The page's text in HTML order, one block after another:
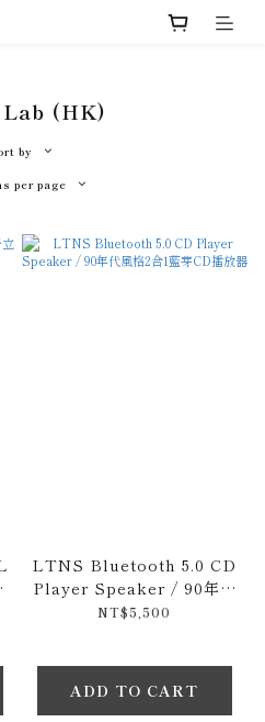
(HK)
by
per page
LTNS Bluetooth 5.0 CD
Player Speaker / 90年代
風格2合1藍芽CD播放器
NT$5,500
ADD TO CART